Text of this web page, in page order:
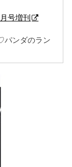
号増刊
パンダのラン